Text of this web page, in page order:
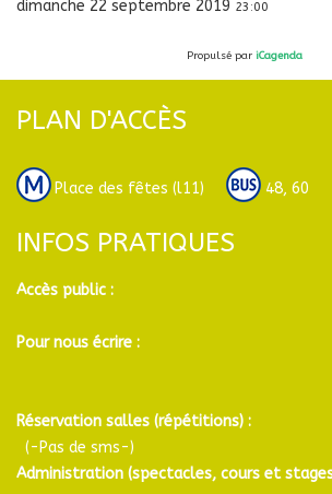
dimanche 22 septembre 2019 23:00
Propulsé par iCagenda
PLAN D'ACCÈS
Place des fêtes (l11) 48, 60
INFOS PRATIQUES
Accès public :
Pour nous écrire :
Réservation salles (répétitions) :
(-Pas de sms-)
Administration (spectacles, cours et